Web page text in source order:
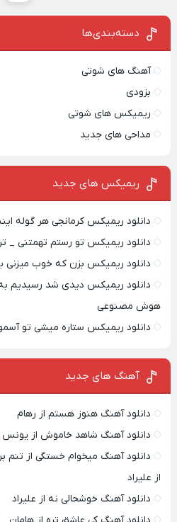
دسته‌بندی‌ها
آهنگ های شوتی
بزودی
ریمیکس های شوتی
مداحی های جدید
ریمیکس‌ های جدید
دانلود ریمیکس کرمانجی هر گوله
دانلود ریمیکس تو رستم تهمتنی _
دانلود ریمیکس بزن که خوب میزنی
دانلود ریمیکس دیدی شد رسیدیم
هوش مصنوعی
دانلود ریمیکس ستاره میشی تو
آهنگ های جدید
دانلود آهنگ هنوز هستم از رهام
دانلود آهنگ شاهد خاموش از
دانلود آهنگ میخوام خستگی از تنم
از علیراد
دانلود آهنگ خوشحالی نه از علیراد